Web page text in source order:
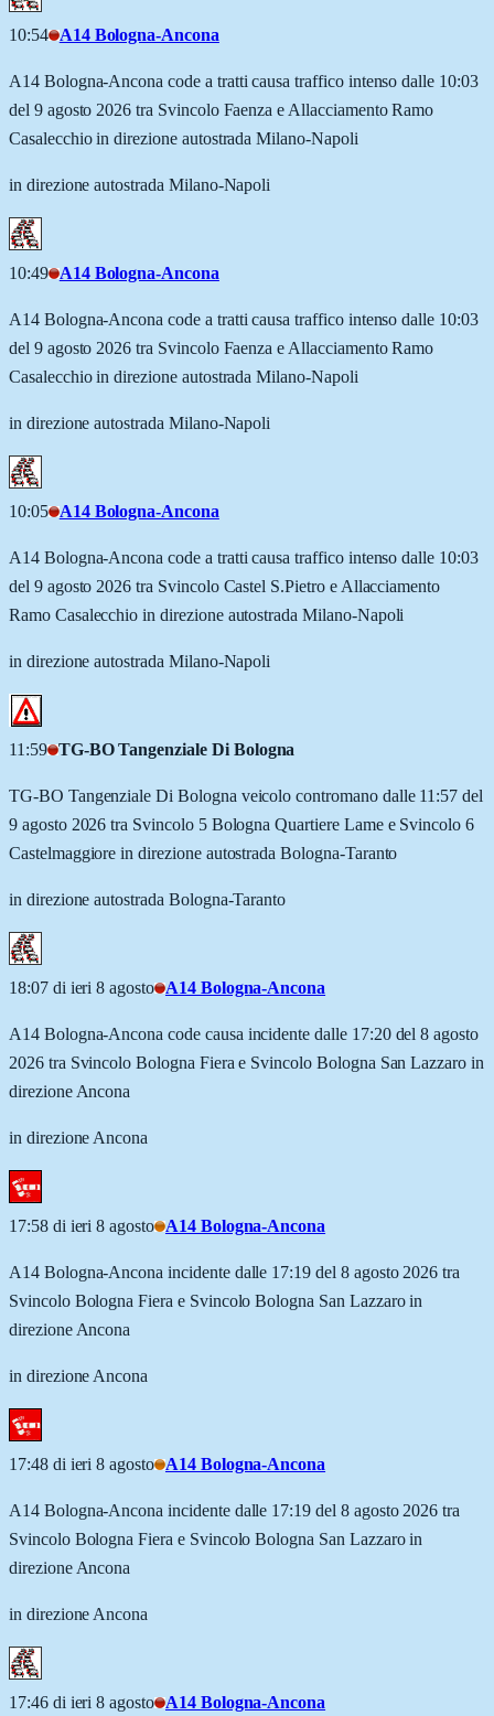
10:54 A14 Bologna-Ancona
A14 Bologna-Ancona code a tratti causa traffico intenso dalle 10:03
del 9 agosto 2026 tra Svincolo Faenza e Allacciamento Ramo
Casalecchio in direzione autostrada Milano-Napoli
in direzione autostrada Milano-Napoli
10:49 A14 Bologna-Ancona
A14 Bologna-Ancona code a tratti causa traffico intenso dalle 10:03
del 9 agosto 2026 tra Svincolo Faenza e Allacciamento Ramo
Casalecchio in direzione autostrada Milano-Napoli
in direzione autostrada Milano-Napoli
10:05 A14 Bologna-Ancona
A14 Bologna-Ancona code a tratti causa traffico intenso dalle 10:03
del 9 agosto 2026 tra Svincolo Castel S.Pietro e Allacciamento
Ramo Casalecchio in direzione autostrada Milano-Napoli
in direzione autostrada Milano-Napoli
11:59 TG-BO Tangenziale Di Bologna
TG-BO Tangenziale Di Bologna veicolo contromano dalle 11:57 del
9 agosto 2026 tra Svincolo 5 Bologna Quartiere Lame e Svincolo 6
Castelmaggiore in direzione autostrada Bologna-Taranto
in direzione autostrada Bologna-Taranto
18:07 di ieri 8 agosto A14 Bologna-Ancona
A14 Bologna-Ancona code causa incidente dalle 17:20 del 8 agosto
2026 tra Svincolo Bologna Fiera e Svincolo Bologna San Lazzaro in
direzione Ancona
in direzione Ancona
17:58 di ieri 8 agosto A14 Bologna-Ancona
A14 Bologna-Ancona incidente dalle 17:19 del 8 agosto 2026 tra
Svincolo Bologna Fiera e Svincolo Bologna San Lazzaro in
direzione Ancona
in direzione Ancona
17:48 di ieri 8 agosto A14 Bologna-Ancona
A14 Bologna-Ancona incidente dalle 17:19 del 8 agosto 2026 tra
Svincolo Bologna Fiera e Svincolo Bologna San Lazzaro in
direzione Ancona
in direzione Ancona
17:46 di ieri 8 agosto A14 Bologna-Ancona